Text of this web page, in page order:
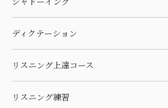
ディクテーション
リスニング上達コース
リスニング練習